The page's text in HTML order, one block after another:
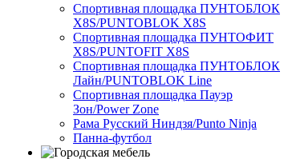
Спортивная площадка ПУНТОБЛОК
X8S/PUNTOBLOK X8S
Спортивная площадка ПУНТОФИТ
X8S/PUNTOFIT X8S
Спортивная площадка ПУНТОБЛОК
Лайн/PUNTOBLOK Line
Спортивная площадка Пауэр
Зон/Power Zone
Рама Русский Ниндзя/Punto Ninja
Панна-футбол